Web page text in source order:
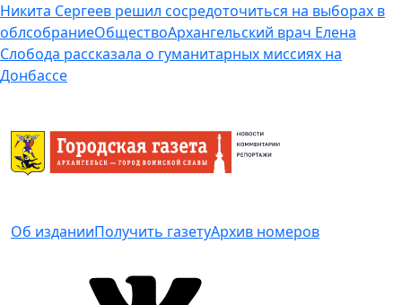
Никита Сергеев решил сосредоточиться на выборах в
облсобраниеОбществоАрхангельский врач Елена
Слобода рассказала о гуманитарных миссиях на
Донбассе
Об изданииПолучить газетуАрхив номеров